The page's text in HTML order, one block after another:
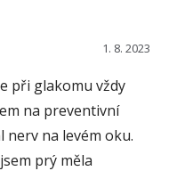
se
že operace se
stav nebývá
1. 8. 2023
při glakomu vždy
na preventivní
nerv na levém oku.
prý měla